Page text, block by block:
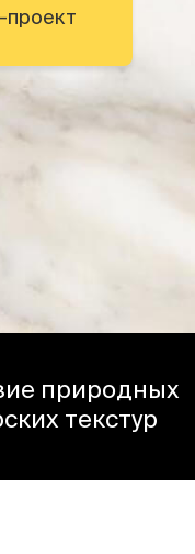
проект
природных
текстур